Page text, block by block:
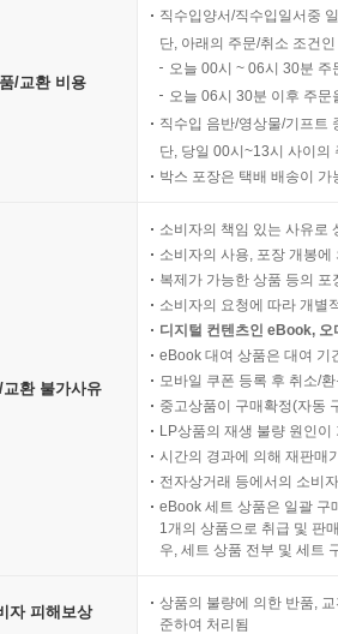
/교환 비용
직수입양서/직수입일서중
단, 아래의 주문/취소 조건
오늘 00시 ~ 06시 30분
오늘 06시 30분 이후 주
직수입 음반/영상물/기프트
단, 당일 00시~13시 사이의
박스 포장은 택배 배송이
교환 불가사유
소비자의 책임 있는 사유로
소비자의 사용, 포장 개봉
복제가 가능한 상품 등의
소비자의 요청에 따라 개별
디지털 컨텐츠인 eBook,
eBook 대여 상품은 대여 기
모바일 쿠폰 등록 후 취소/
중고상품이 구매확정(자동
LP상품의 재생 불량 원인
시간의 경과에 의해 재판매
전자상거래 등에서의 소비
eBook 세트 상품은 일괄 구
1개의 상품으로 취급 및 판
우, 세트 상품 전부 및 세트
자 피해보상
상품의 불량에 의한 반품,
준하여 처리됨